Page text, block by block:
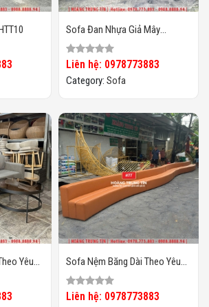
Sofa Đan Nhựa Giả Mây
HTT097
Liên hệ: 0978773883
Category: Sofa
Yêu
Sofa Nệm Băng Dài Theo Yêu
Cầu HTT01
Liên hệ: 0978773883